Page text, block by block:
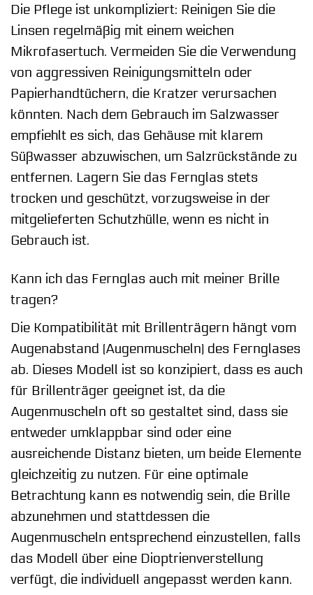
Die Pflege ist unkompliziert: Reinigen Sie die
Linsen regelmäßig mit einem weichen
Mikrofasertuch. Vermeiden Sie die Verwendung
von aggressiven Reinigungsmitteln oder
Papierhandtüchern, die Kratzer verursachen
könnten. Nach dem Gebrauch im Salzwasser
empfiehlt es sich, das Gehäuse mit klarem
Süßwasser abzuwischen, um Salzrückstände zu
entfernen. Lagern Sie das Fernglas stets
trocken und geschützt, vorzugsweise in der
mitgelieferten Schutzhülle, wenn es nicht in
Gebrauch ist.
Kann ich das Fernglas auch mit meiner Brille
tragen?
Die Kompatibilität mit Brillenträgern hängt vom
Augenabstand (Augenmuscheln) des Fernglases
ab. Dieses Modell ist so konzipiert, dass es auch
für Brillenträger geeignet ist, da die
Augenmuscheln oft so gestaltet sind, dass sie
entweder umklappbar sind oder eine
ausreichende Distanz bieten, um beide Elemente
gleichzeitig zu nutzen. Für eine optimale
Betrachtung kann es notwendig sein, die Brille
abzunehmen und stattdessen die
Augenmuscheln entsprechend einzustellen, falls
das Modell über eine Dioptrienverstellung
verfügt, die individuell angepasst werden kann.